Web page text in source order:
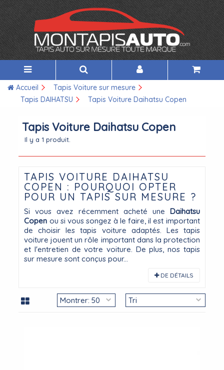
Accueil
Tapis Voiture sur mesure
Tapis DAIHATSU
Tapis Voiture Daihatsu Copen
Tapis Voiture Daihatsu Copen
Il y a 1 produit.
TAPIS VOITURE DAIHATSU
COPEN : POURQUOI OPTER
POUR UN TAPIS SUR MESURE ?
Si vous avez récemment acheté une Daihatsu
Copen ou si vous songez à le faire, il est important
de choisir les tapis voiture adaptés. Les tapis
voiture jouent un rôle important dans la protection
et l'entretien de votre voiture. De plus, nos tapis
sur mesure sont conçus pour...
DE DÉTAILS